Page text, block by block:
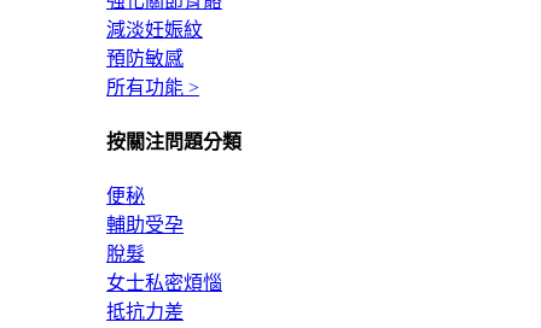
減淡妊娠紋
預防敏感
所有功能 >
按關注問題分類
便秘
輔助受孕
脫髮
女士私密煩惱
抵抗力差